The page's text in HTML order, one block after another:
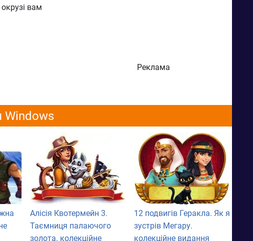
вам
Реклама
Windows
Алісія Квотермейн 3.
Таємниця палаючого
золота. колекційне
12 подвигів Геракла. Як я
зустрів Мегару.
колекційне видання